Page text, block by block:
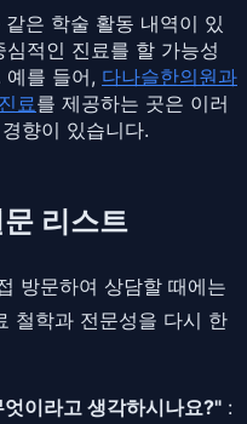
은 학술 활동 내역이 있
적인 진료를 할 가능성
예를 들어, 다나슬한의원과
료를 제공하는 곳은 이러
향이 있습니다.
리스트
방문하여 상담할 때에는
철학과 전문성을 다시 한
이라고 생각하시나요?" :